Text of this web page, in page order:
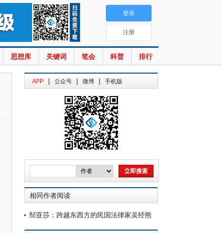
思想库 关键词 笔会 科普 排行
登录
注册
APP | 公众号 | 微博 | 手机版
相同作者阅读
邹亚莎：跨越东西方的民国法律家吴经熊